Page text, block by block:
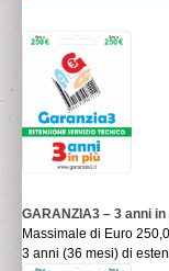
GARANZIA3 – 3 anni in
Massimale di Euro
3 anni (36 mesi) di